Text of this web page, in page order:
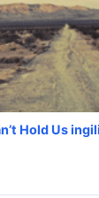
Hold Us